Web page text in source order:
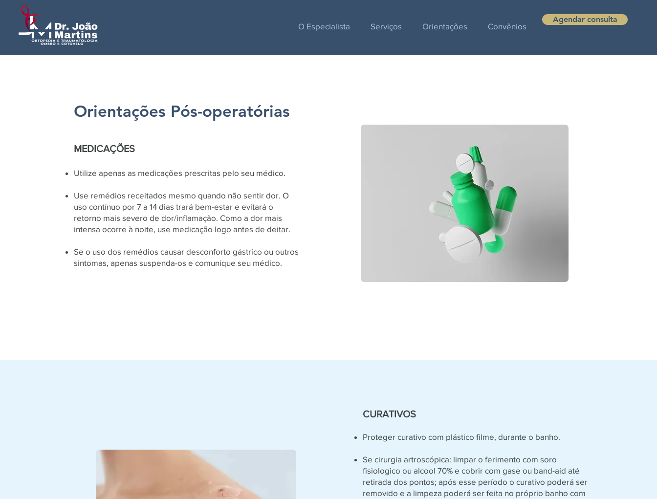
O Especialista Serviços Orientações Convênios
Agendar consulta
Orientações Pós-operatórias
MEDICAÇÕES
Utilize apenas as medicações prescritas pelo seu médico.
Use remédios receitados mesmo quando não sentir dor. O
uso contínuo por 7 a 14 dias trará bem-estar e evitará o
retorno mais severo de dor/inflamação. Como a dor mais
intensa ocorre à noite, use medicação logo antes de deitar.
Se o uso dos remédios causar desconforto gástrico ou outros
sintomas, apenas suspenda-os e comunique seu médico.
CURATIVOS
Proteger curativo com plástico filme, durante o banho.
Se cirurgia artroscópica: limpar o ferimento com soro
fisiologico ou alcool 70% e cobrir com gase ou band-aid até
retirada dos pontos; após esse período o curativo poderá ser
removido e a limpeza poderá ser feita no próprio banho com